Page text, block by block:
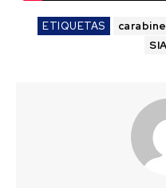
ETIQUETAS